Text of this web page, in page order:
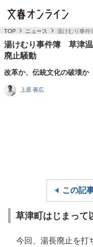
TOP ニュース 湯けむり事件
湯けむり事件簿 草津温
廃止騒動
改革か、伝統文化の破壊か
上原 善広
この記
草津町はじまっ
今回、湯長廃止を打